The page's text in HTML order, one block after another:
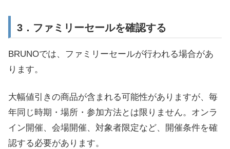
3．ファミリーセールを確認する
BRUNOでは、ファミリーセールが行われる場合があ
ります。
大幅値引きの商品が含まれる可能性がありますが、毎
年同じ時期・場所・参加方法とは限りません。オンラ
イン開催、会場開催、対象者限定など、開催条件を確
認する必要があります。